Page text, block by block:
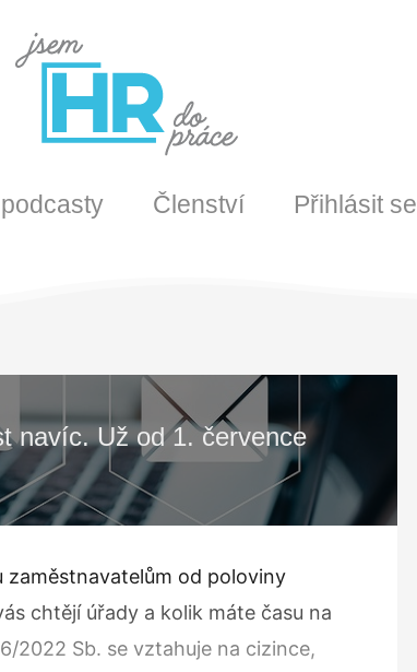
Členství Přihlásit se
navíc. Už od 1. července
zaměstnavatelům od poloviny
chtějí úřady a kolik máte času na
2022 Sb. se vztahuje na cizince,